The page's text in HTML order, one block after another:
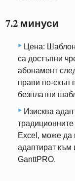
7.2 минуси
Цена:
са достъпни
абонамент
прави по-скъп
безплатни
Изисква
Excel, може да
адаптират към
GanttPRO.